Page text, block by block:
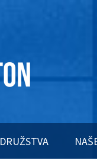
DRUŽSTVA